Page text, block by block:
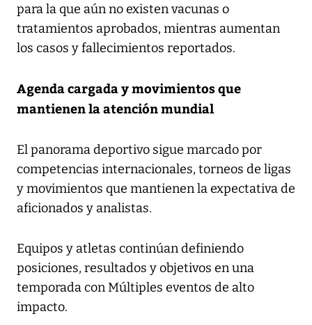
para la que aún no existen vacunas o
tratamientos aprobados, mientras aumentan
los casos y fallecimientos reportados.
Agenda cargada y movimientos que
mantienen la atención mundial
El panorama deportivo sigue marcado por
competencias internacionales, torneos de ligas
y movimientos que mantienen la expectativa de
aficionados y analistas.
Equipos y atletas continúan definiendo
posiciones, resultados y objetivos en una
temporada con Múltiples eventos de alto
impacto.